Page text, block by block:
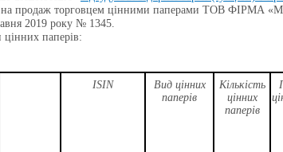
продаж торговцем цінними паперами ТОВ ФІРМА
2019 року № 1345.
цінних паперів:
ISIN
Вид цінних
паперів
Кількість
цінних
паперів